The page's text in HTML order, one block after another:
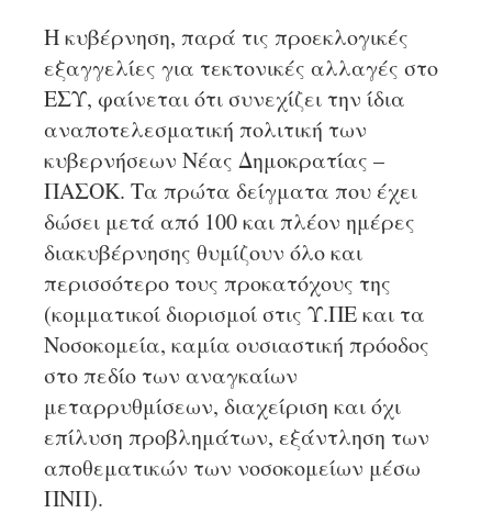
Η κυβέρνηση, παρά τις προεκλογικές
εξαγγελίες για τεκτονικές αλλαγές στο
ΕΣΥ, φαίνεται ότι συνεχίζει την ίδια
αναποτελεσματική πολιτική των
κυβερνήσεων Νέας Δημοκρατίας –
ΠΑΣΟΚ. Τα πρώτα δείγματα που έχει
δώσει μετά από 100 και πλέον ημέρες
διακυβέρνησης θυμίζουν όλο και
περισσότερο τους προκατόχους της
(κομματικοί διορισμοί στις Υ.ΠΕ και τα
Νοσοκομεία, καμία ουσιαστική πρόοδος
στο πεδίο των αναγκαίων
μεταρρυθμίσεων, διαχείριση και όχι
επίλυση προβλημάτων, εξάντληση των
αποθεματικών των νοσοκομείων μέσω
ΠΝΠ).